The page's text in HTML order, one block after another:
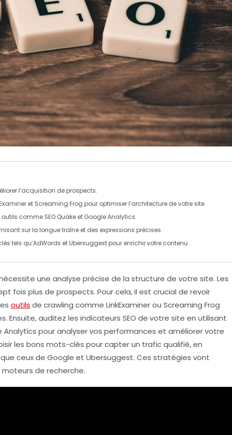
l’acquisition deprospects.
et Screaming Frog pour optimiser l’architecture de votre site.
comme SEO Quake et Google Analytics.
sur la longue traîne et des expressions précises.
tels qu’AdWords et Ubersuggest pour enrichir votre contenu.
une analyse précise de la structure de votre site. Les
fois plus de prospects. Pour cela, il est crucial de revoir
outils de crawling comme LinkExaminerou Screaming Frog
Ensuite, auditez les indicateurs SEO de votre site en utilisant
Analytics pour analyser vos performances et améliorer votre
les bons mots-clés pour capter un trafic qualifié, en
ceux de Google et Ubersuggest. Ces stratégies vont
de recherche.